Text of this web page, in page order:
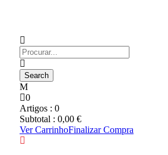
0
Artigos : 0
Subtotal : 0,00 €
Ver CarrinhoFinalizar Compra